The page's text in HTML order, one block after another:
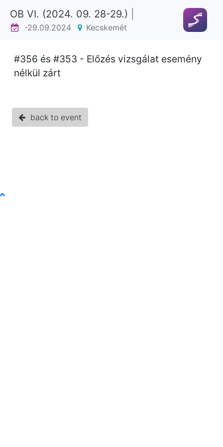
OB VI. (2024. 09. 28-29.)
-29.09.2024 Kecskemét
#356 és #353 - Előzés vizsgálat esemény
nélkül zárt
back to event